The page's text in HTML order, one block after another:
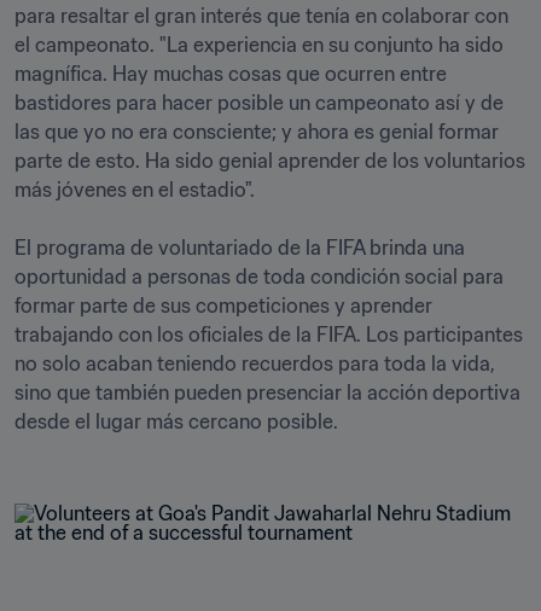
para resaltar el gran interés que tenía en colaborar con
el campeonato. "La experiencia en su conjunto ha sido
magnífica. Hay muchas cosas que ocurren entre
bastidores para hacer posible un campeonato así y de
las que yo no era consciente; y ahora es genial formar
parte de esto. Ha sido genial aprender de los voluntarios
más jóvenes en el estadio".
El programa de voluntariado de la FIFA brinda una
oportunidad a personas de toda condición social para
formar parte de sus competiciones y aprender
trabajando con los oficiales de la FIFA. Los participantes
no solo acaban teniendo recuerdos para toda la vida,
sino que también pueden presenciar la acción deportiva
desde el lugar más cercano posible.